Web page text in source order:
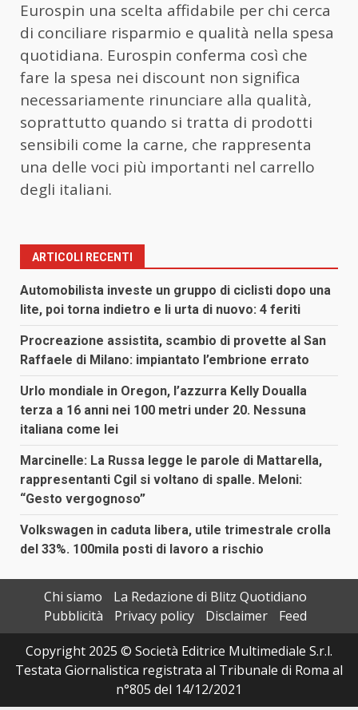
Eurospin una scelta affidabile per chi cerca
di conciliare risparmio e qualità nella spesa
quotidiana. Eurospin conferma così che
fare la spesa nei discount non significa
necessariamente rinunciare alla qualità,
soprattutto quando si tratta di prodotti
sensibili come la carne, che rappresenta
una delle voci più importanti nel carrello
degli italiani.
ARTICOLI RECENTI
Automobilista investe un gruppo di ciclisti dopo una
lite, poi torna indietro e li urta di nuovo: 4 feriti
Procreazione assistita, scambio di provette al San
Raffaele di Milano: impiantato l’embrione errato
Urlo mondiale in Oregon, l’azzurra Kelly Doualla
terza a 16 anni nei 100 metri under 20. Nessuna
italiana come lei
Marcinelle: La Russa legge le parole di Mattarella,
rappresentanti Cgil si voltano di spalle. Meloni:
“Gesto vergognoso”
Volkswagen in caduta libera, utile trimestrale crolla
del 33%. 100mila posti di lavoro a rischio
Chi siamo
La Redazione di Blitz Quotidiano
Pubblicità
Privacy policy Disclaimer
Feed
Copyright 2025 © Società Editrice Multimediale S.r.l.
Testata Giornalistica registrata al Tribunale di Roma al
n°805 del 14/12/2021